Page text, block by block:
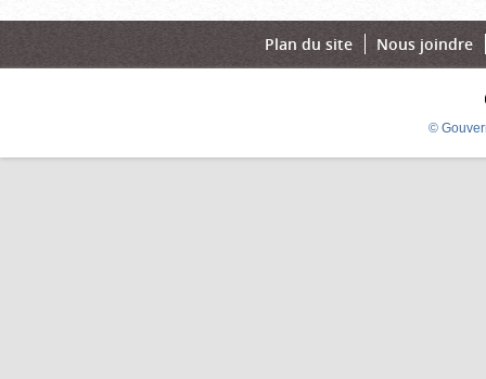
Plan du site Nous joindre
©